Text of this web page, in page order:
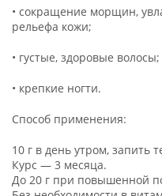
• сокращение морщин,
рельефа кожи;
• густые, здоровые волосы;
• крепкие ногти.
Способ применения:
10 г в день утром, запить
Курс — 3 месяца.
До 20 г при повышенной